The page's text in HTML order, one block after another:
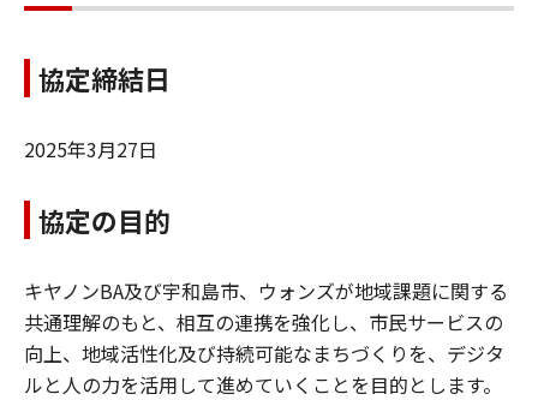
協定締結日
2025年3月27日
協定の目的
キヤノンBA及び宇和島市、ウォンズが地域課題に関する
共通理解のもと、相互の連携を強化し、市民サービスの
向上、地域活性化及び持続可能なまちづくりを、デジタ
ルと人の力を活用して進めていくことを目的とします。